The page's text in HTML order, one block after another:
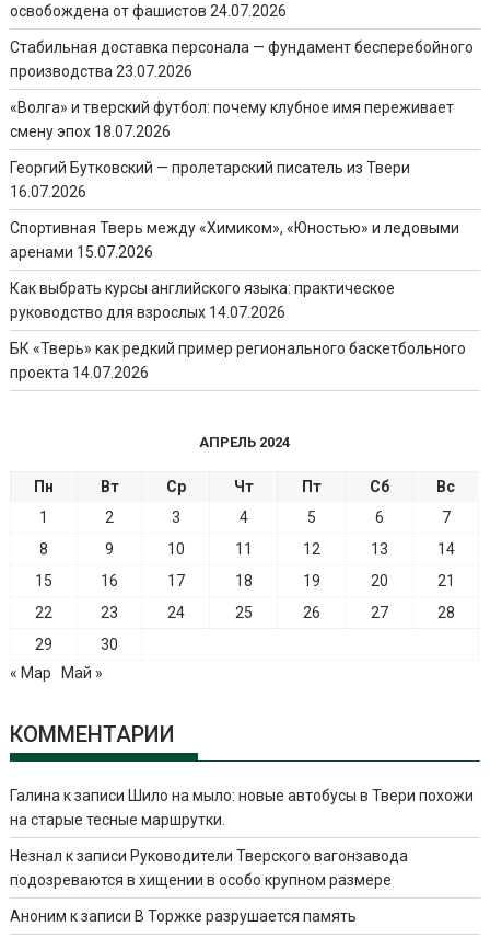
освобождена от фашистов 24.07.2026
Стабильная доставка персонала — фундамент бесперебойного
производства 23.07.2026
«Волга» и тверский футбол: почему клубное имя переживает
смену эпох 18.07.2026
Георгий Бутковский — пролетарский писатель из Твери
16.07.2026
Спортивная Тверь между «Химиком», «Юностью» и ледовыми
аренами 15.07.2026
Как выбрать курсы английского языка: практическое
руководство для взрослых 14.07.2026
БК «Тверь» как редкий пример регионального баскетбольного
проекта 14.07.2026
АПРЕЛЬ 2024
Пн Вт Ср Чт Пт Сб
Вс
1
2 3 4 5 6
7
8
9 10 11 12 13
14
15
16 17 18 19 20
21
22
23 24 25 26 27
28
29
30
« Мар
Май »
КОММЕНТАРИИ
Галина к записиШило на мыло: новые автобусы в Твери похожи
на старые тесные маршрутки.
Незнал к записиРуководители Тверского вагонзавода
подозреваются в хищении в особо крупном размере
Аноним к записиВ Торжке разрушается память